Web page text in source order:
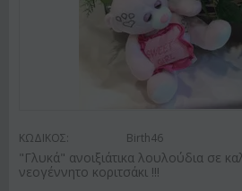
ΚΩΔΙΚΟΣ: Birth46
"Γλυκά" ανοιξιάτικα λουλούδια σε
νεογέννητο κοριτσάκι !!!